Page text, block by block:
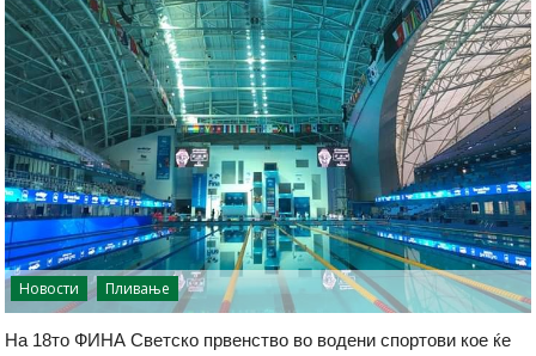
Новости Пливање
На 18то ФИНА Светско првенство во водени спортови кое ќе